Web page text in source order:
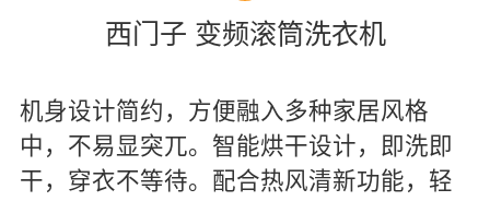
西门子 变频滚筒洗衣机
机身设计简约，方便融入多种家居风格
中，不易显突兀。智能烘干设计，即洗即
干，穿衣不等待。配合热风清新功能，轻